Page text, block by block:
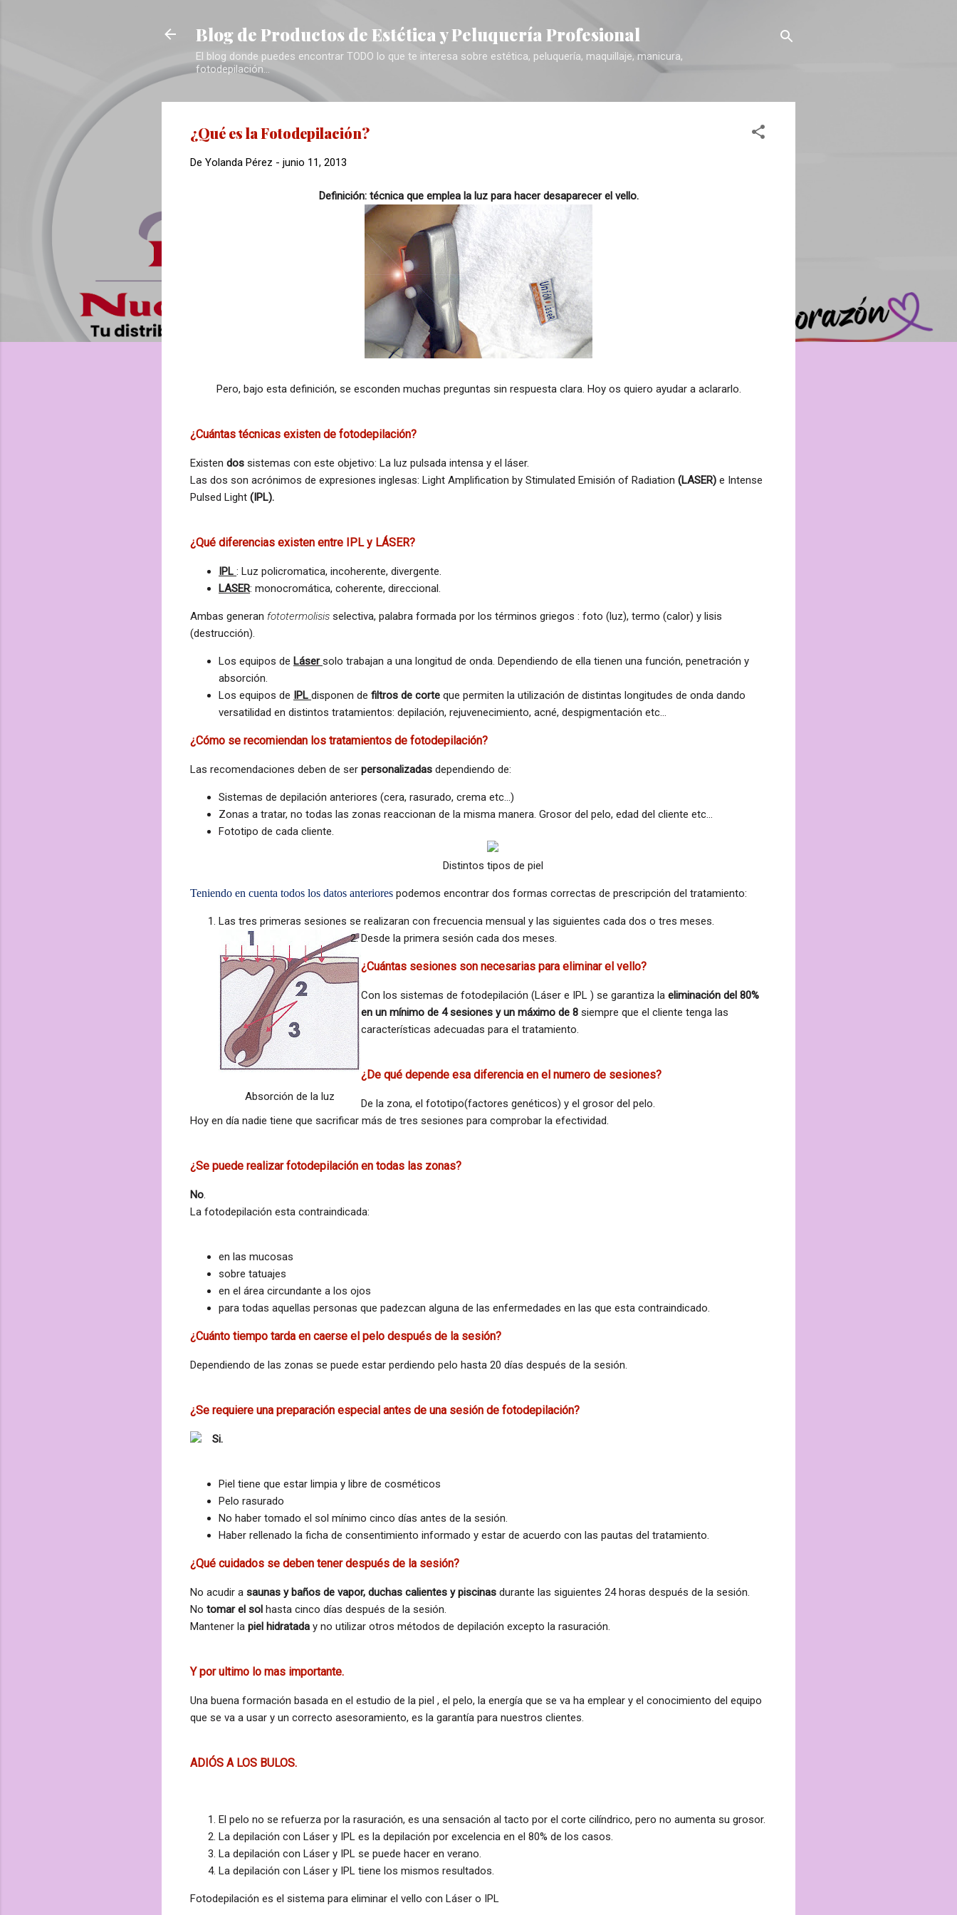
Blog de Productos de Estética y Peluquería Profesional
El blog donde puedes encontrar TODO lo que te interesa sobre estética, peluquería, maquillaje, manicura,
fotodepilación...
¿Qué es la Fotodepilación?
De Yolanda Pérez - junio 11, 2013
Definición: técnica que emplea la luz para hacer desaparecer el vello.
Pero, bajo esta definición, se esconden muchas preguntas sin respuesta clara. Hoy os quiero ayudar a aclararlo.
¿Cuántas técnicas existen de fotodepilación?
Existen dos sistemas con este objetivo: La luz pulsada intensa y el láser.
Las dos son acrónimos de expresiones inglesas: Light Amplification by Stimulated Emisión of Radiation (LASER) e Intense
Pulsed Light (IPL).
¿Qué diferencias existen entre IPL y LÁSER?
IPL : Luz policromatica, incoherente, divergente.
LASER: monocromática, coherente, direccional.
Ambas generan fototermolisis selectiva, palabra formada por los términos griegos : foto (luz), termo (calor) y lisis
(destrucción).
Los equipos de Láser solo trabajan a una longitud de onda. Dependiendo de ella tienen una función, penetración y
absorción.
Los equipos de IPL disponen de filtros de corte que permiten la utilización de distintas longitudes de onda dando
versatilidad en distintos tratamientos: depilación, rejuvenecimiento, acné, despigmentación etc…
¿Cómo se recomiendan los tratamientos de fotodepilación?
Las recomendaciones deben de ser personalizadas dependiendo de:
Sistemas de depilación anteriores (cera, rasurado, crema etc…)
Zonas a tratar, no todas las zonas reaccionan de la misma manera. Grosor del pelo, edad del cliente etc…
Fototipo de cada cliente.
Distintos tipos de piel
Teniendo en cuenta todos los datos anteriores podemos encontrar dos formas correctas de prescripción del tratamiento:
Las tres primeras sesiones se realizaran con frecuencia mensual y las siguientes cada dos o tres meses.
Absorción de la luz
Desde la primera sesión cada dos meses.
¿Cuántas sesiones son necesarias para eliminar el vello?
Con los sistemas de fotodepilación (Láser e IPL ) se garantiza la eliminación del 80%
en un mínimo de 4 sesiones y un máximo de 8 siempre que el cliente tenga las
características adecuadas para el tratamiento.
¿De qué depende esa diferencia en el numero de sesiones?
De la zona, el fototipo(factores genéticos) y el grosor del pelo.
Hoy en día nadie tiene que sacrificar más de tres sesiones para comprobar la efectividad.
¿Se puede realizar fotodepilación en todas las zonas?
No
La fotodepilación esta contraindicada:
en las mucosas
sobre tatuajes
en el área circundante a los ojos
para todas aquellas personas que padezcan alguna de las enfermedades en las que esta contraindicado
¿Cuánto tiempo tarda en caerse el pelo después de la sesión?
Dependiendo de las zonas se puede estar perdiendo pelo hasta 20 días después de la sesión.
¿Se requiere una preparación especial antes de una sesión de fotodepilación?
Si.
Piel tiene que estar limpia y libre de cosméticos
Pelo rasurado
No haber tomado el sol mínimo cinco días antes de la sesión.
Haber rellenado la ficha de consentimiento informado y estar de acuerdo con las pautas del tratamiento.
¿Qué cuidados se deben tener después de la sesión?
No acudir a saunas y baños de vapor, duchas calientes y piscinas durante las siguientes 24 horas después de la sesión.
No tomar el sol hasta cinco días después de la sesión.
Mantener la piel hidratada y no utilizar otros métodos de depilación excepto la rasuración.
Y por ultimo lo mas importante.
Una buena formación basada en el estudio de la piel , el pelo, la energía que se va ha emplear y el conocimiento del equipo
que se va a usar y un correcto asesoramiento, es la garantía para nuestros clientes.
ADIÓS A LOS BULOS.
El pelo no se refuerza por la rasuración, es una sensación al tacto por el corte cilíndrico, pero no aumenta su grosor.
La depilación con Láser y IPL es la depilación por excelencia en el 80% de los casos.
La depilación con Láser y IPL se puede hacer en verano.
La depilación con Láser y IPL tiene los mismos resultados.
Fotodepilación es el sistema para eliminar el vello con Láser o IPL